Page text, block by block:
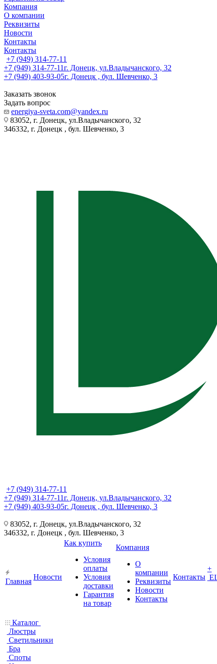
Компания
О компании
Реквизиты
Новости
Контакты
Контакты
+7 (949) 314-77-11
+7 (949) 314-77-11г. Донецк, ул.Владычанского, 32
+7 (949) 403-93-05г. Донецк , бул. Шевченко, 3
Заказать звонок
Задать вопрос
energiya-sveta.com@yandex.ru
83052, г. Донецк, ул.Владычанского, 32
346332, г. Донецк , бул. Шевченко, 3
+7 (949) 314-77-11
+7 (949) 314-77-11г. Донецк, ул.Владычанского, 32
+7 (949) 403-93-05г. Донецк , бул. Шевченко, 3
83052, г. Донецк, ул.Владычанского, 32
346332, г. Донецк , бул. Шевченко, 3
Главная
Новости
Как купить
Условия
оплаты
Условия
доставки
Гарантия
на товар
Компания
О
компании
Реквизиты
Новости
Контакты
Контакты
+
Каталог
Люстры
Светильники
Бра
Споты